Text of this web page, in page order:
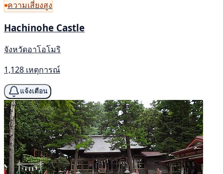
ความเสี่ยงสูง
Hachinohe Castle
จังหวัดอาโอโมริ
1,128 เหตุการณ์
แจ้งเตือน